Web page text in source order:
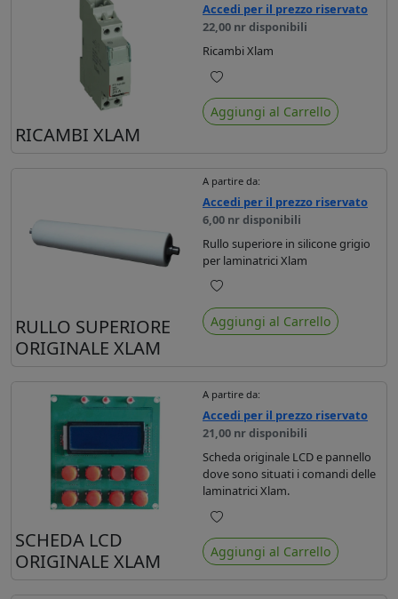
RICAMBI XLAM
Accedi per il prezzo riservato
22,00 nr disponibili
Ricambi Xlam
Preferiti
Aggiungi al Carrello
RULLO SUPERIORE
ORIGINALE XLAM
A partire da:
Accedi per il prezzo riservato
6,00 nr disponibili
Rullo superiore in silicone grigio
per laminatrici Xlam
Preferiti
Aggiungi al Carrello
SCHEDA LCD
ORIGINALE XLAM
A partire da:
Accedi per il prezzo riservato
21,00 nr disponibili
Scheda originale LCD e pannello
dove sono situati i comandi delle
laminatrici Xlam.
Preferiti
Aggiungi al Carrello